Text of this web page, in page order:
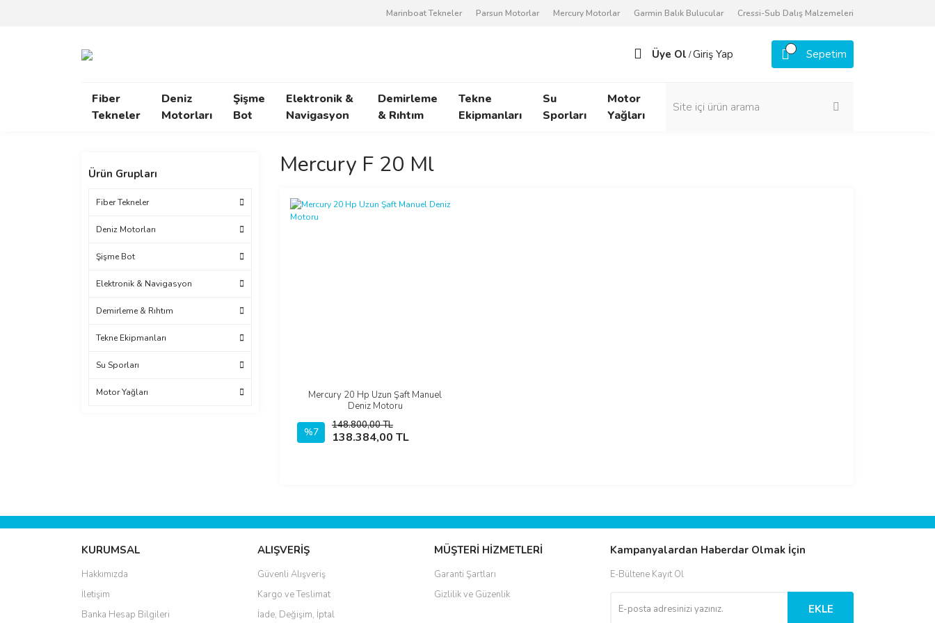
Marinboat Tekneler Parsun Motorlar Mercury Motorlar Garmin Balık Bulucular Cressi-Sub Dalış Malzemeleri
Üye Ol /Giriş Yap Sepetim
Fiber
Tekneler
Deniz
Motorları
Şişme
Bot
Elektronik &
Navigasyon
Demirleme
& Rıhtım
Tekne
Ekipmanları
Su
Sporları
Motor
Yağları
Ürün Grupları
Fiber Tekneler
Deniz Motorları
Şişme Bot
Elektronik & Navigasyon
Demirleme & Rıhtım
Tekne Ekipmanları
Su Sporları
Motor Yağları
Mercury F 20 Ml
Mercury 20 Hp Uzun Şaft Manuel
Deniz Motoru
%7
148.800,00 TL
138.384,00 TL
İncele
Sepete Ekle
KURUMSAL
Hakkımızda
İletişim
Banka Hesap Bilgileri
ALIŞVERİŞ
Güvenli Alışveriş
Kargo ve Teslimat
İade, Değişim, İptal
MÜŞTERİ HİZMETLERİ
Garanti Şartları
Gizlilik ve Güzenlik
Kampanyalardan Haberdar Olmak İçin
E-Bültene Kayıt Ol
EKLE